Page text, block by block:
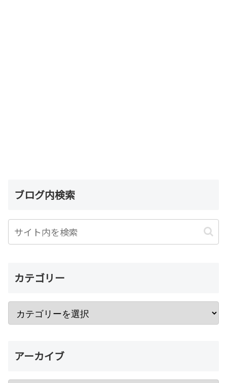
ブログ内検索
カテゴリー
アーカイブ